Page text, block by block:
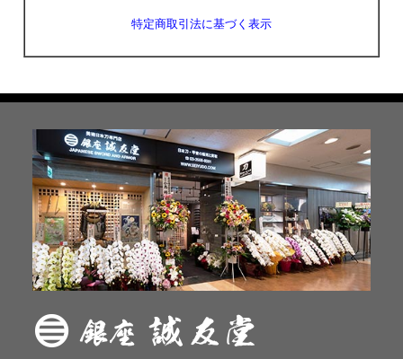
特定商取引法に基づく表示